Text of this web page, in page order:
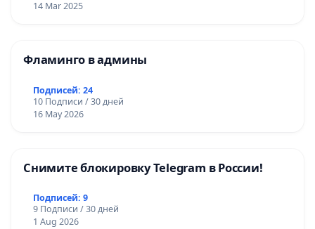
14 Mar 2025
Фламинго в админы
Подписей: 24
10 Подписи / 30 дней
16 May 2026
Снимите блокировку Telegram в России!
Подписей: 9
9 Подписи / 30 дней
1 Aug 2026